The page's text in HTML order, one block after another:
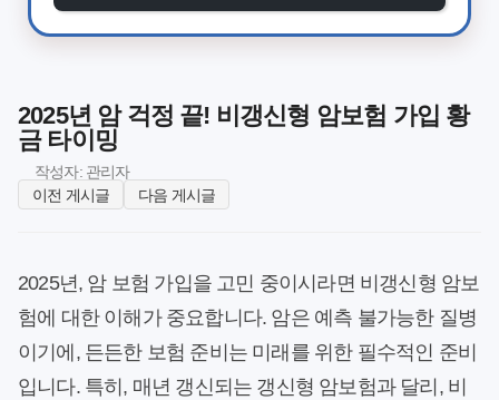
2025년 암 걱정 끝! 비갱신형 암보험 가입 황
금 타이밍
작성자: 관리자
이전 게시글
다음 게시글
2025년, 암 보험 가입을 고민 중이시라면 비갱신형 암보
험에 대한 이해가 중요합니다. 암은 예측 불가능한 질병
이기에, 든든한 보험 준비는 미래를 위한 필수적인 준비
입니다. 특히, 매년 갱신되는 갱신형 암보험과 달리, 비